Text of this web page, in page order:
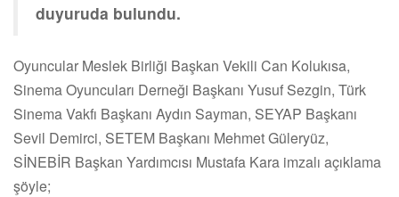
duyuruda bulundu.
Oyuncular Meslek Birliği Başkan Vekili Can Kolukısa,
Sinema Oyuncuları Derneği Başkanı Yusuf Sezgin, Türk
Sinema Vakfı Başkanı Aydın Sayman, SEYAP Başkanı
Sevil Demirci, SETEM Başkanı Mehmet Güleryüz,
SİNEBİR Başkan Yardımcısı Mustafa Kara imzalı açıklama
şöyle;